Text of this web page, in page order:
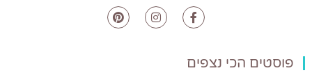
פוסטים הכי נצפים